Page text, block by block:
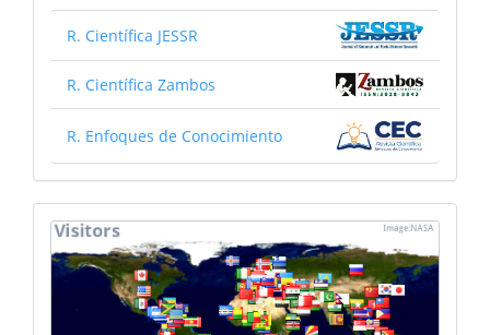
R. Científica JESSR
R. Científica Zambos
R. Enfoques de Conocimiento
mapa